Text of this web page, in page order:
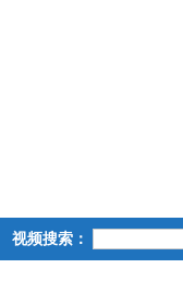
视频搜索：